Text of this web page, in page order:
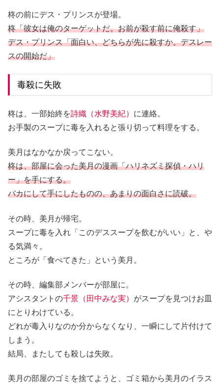
柊の前にデス・プリンスが登場。
柊「彼女は俺のターゲットだ。お前が殺す前に俺殺す」
デス・プリンス「面白い、どちらが先に殺すか。デスレー
スの開始だ」
毒殺に失敗
柊は、一部始終を詩織（水野美紀） に連絡。
お手製のスープに毒を入れると張り切って料理をする。
美月はなかなか戻ってこない。
柊は、部屋に会った美月の漫画「ハリネズミ探偵・ハリ
ー」を手にする。
バカにして手にしたものの、あまりの面白さに読破。
その時、美月が帰宅。
スープに毒を入れ「このデススープを飲むがいい」と、や
る気満々。
ところが「食べてきた」という美月。
その時、編集部メンバーが部屋に。
アシスタントの千景（田中みな実） がスープを見つけお皿
にとりわけている。
どれが毒入りなのか分からなくなり、一瞬にして片付けて
しまう。
結局、またしても殺しは失敗。
美月の部屋のゴミを捨てようと、ゴミ箱から美月のイラス